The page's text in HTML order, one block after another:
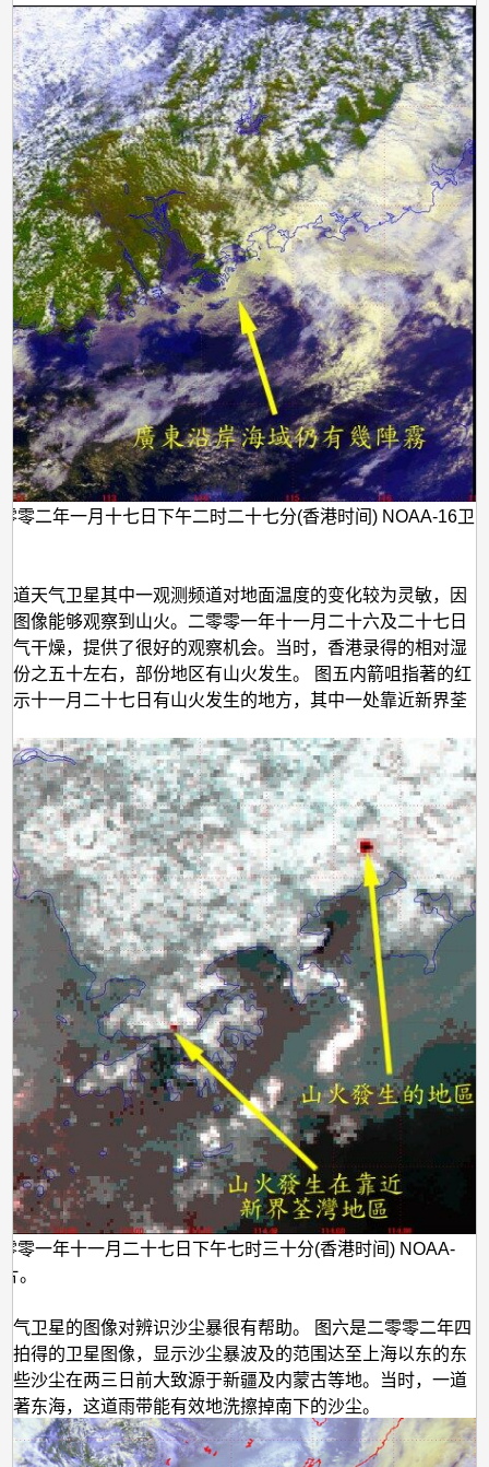
二年一月十七日下午二时二十七分(香港时间) NOAA-16卫
道天气卫星其中一观测频道对地面温度的变化较为灵敏，因
图像能够观察到山火。二零零一年十一月二十六及二十七日
气干燥，提供了很好的观察机会。当时，香港录得的相对湿
份之五十左右，部份地区有山火发生。 图五内箭咀指著的红
示十一月二十七日有山火发生的地方，其中一处靠近新界荃
一年十一月二十七日下午七时三十分(香港时间) NOAA-
。
气卫星的图像对辨识沙尘暴很有帮助。 图六是二零零二年四
拍得的卫星图像，显示沙尘暴波及的范围达至上海以东的东
些沙尘在两三日前大致源于新疆及内蒙古等地。当时，一道
著东海，这道雨带能有效地洗擦掉南下的沙尘。